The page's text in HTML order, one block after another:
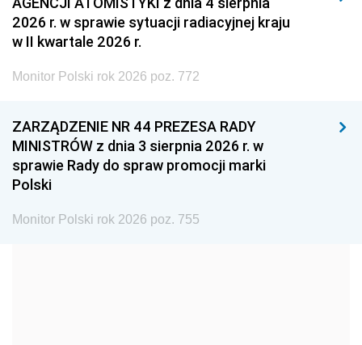
2008 2007 2006
2005
1996 1995 1994
1993 1992 1991
1990
1987 1986
2026 r. w sprawie sytuacji radiacyjnej kraju
w II kwartale 2026 r.
Monitor Polski rok 2026 poz. 772
ZARZĄDZENIE NR 44 PREZESA RADY
MINISTRÓW z dnia 3 sierpnia 2026 r. w
sprawie Rady do spraw promocji marki
Polski
Monitor Polski rok 2026 poz. 755